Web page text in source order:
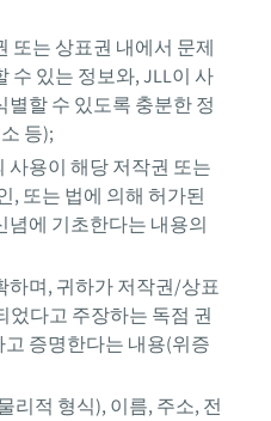
또는 상표권 내에서 문제
수 있는 정보와, JLL이 사
할 수 있도록 충분한 정
등);
사용이 해당 저작권 또는
, 또는 법에 의해 허가된
념에 기초한다는 내용의
하며, 귀하가 저작권/상표
었다고 주장하는 독점 권
증명한다는 내용(위증
리적 형식), 이름, 주소, 전